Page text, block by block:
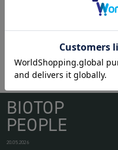
BIOTOP
PEOPLE
20.05.2026